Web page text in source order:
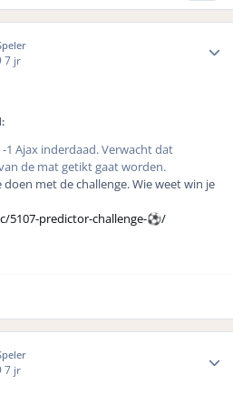
7 jr
1 Ajax inderdaad. Verwacht dat
de mat getikt gaat worden.
met de challenge. Wie weet win je
predictor-challenge-⚽️/
7 jr